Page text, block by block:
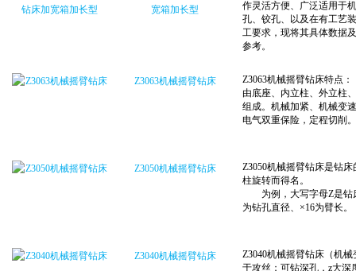
宽箱加长型
Z3063机械摇臂钻床
Z3050机械摇臂钻床
Z3040机械摇臂钻床